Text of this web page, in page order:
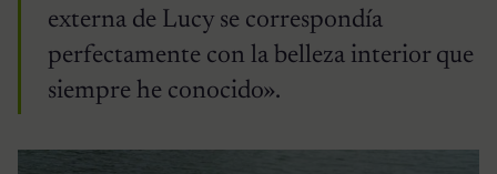
externa de Lucy se correspondía
perfectamente con la belleza interior que
siempre he conocido».